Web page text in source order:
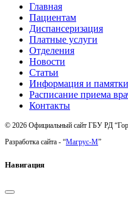
Главная
Пациентам
Диспансеризация
Платные услуги
Отделения
Новости
Статьи
Информация и памятки
Расписание приема
Контакты
© 2026 Официальный сайт ГБУ РД
Разработка сайта - “Магрус-М”
Навигация